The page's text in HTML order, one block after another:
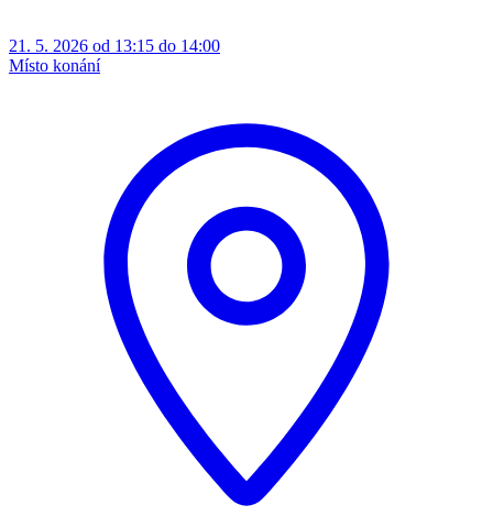
21. 5. 2026 od 13:15 do 14:00
Místo konání